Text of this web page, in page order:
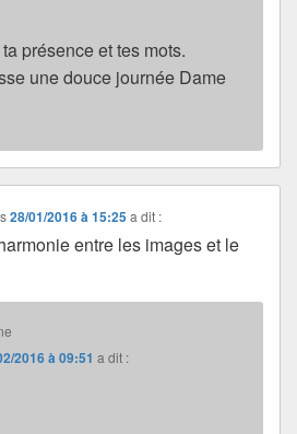
présence et tes mots.
une douce journée Dame
28/01/2016 à 15:25 a dit :
entre les images et le
2016 à 09:51 a dit :